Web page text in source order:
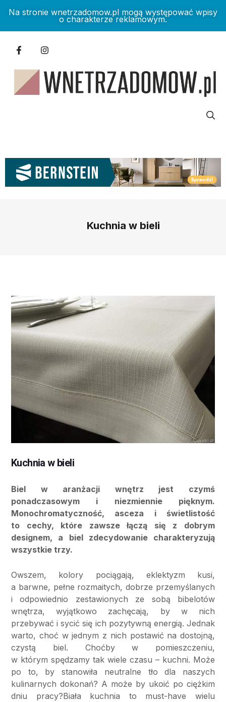
Na stronie wnetrzadomow.pl mogą występować wpisy
o charakterze reklamowym.
Kuchnia w bieli
Kuchnia w bieli
Biel w aranżacji wnętrz jest czymś
ponadczasowym i niezmiennie pięknym.
Monochromatyczność, asceza i świetlistość
to cechy, które zawsze łączą się z dobrym
designem, a biel zdecydowanie charakteryzują
wszystkie trzy.
Owszem, kolory pociągają, eklektyzm kusi,
a barwne, pełne rozmaitych, dobrze przemyślanych
i odpowiednio zestawionych ze sobą bibelotów
wnętrza, wyjątkowo zachęcają, by w nich
przebywać i sycić się ich pozytywną energią. Jednak
warto, choć w jednym z nich postawić na dostojną,
czystą biel. Choćby w pomieszczeniu,
w którym spędzamy tak wiele czasu – kuchni. Może
po to, by stanowiła neutralne tło dla naszych
kulinarnych dokonań? A może by ukoić po ciężkim
dniu pracy?Biała kuchnia to must-have wielu